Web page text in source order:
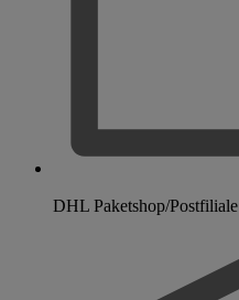
DHL Paketshop/Postfiliale